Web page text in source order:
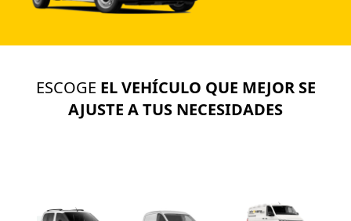
ESCOGE EL VEHÍCULO QUE MEJOR SE
AJUSTE A TUS NECESIDADES